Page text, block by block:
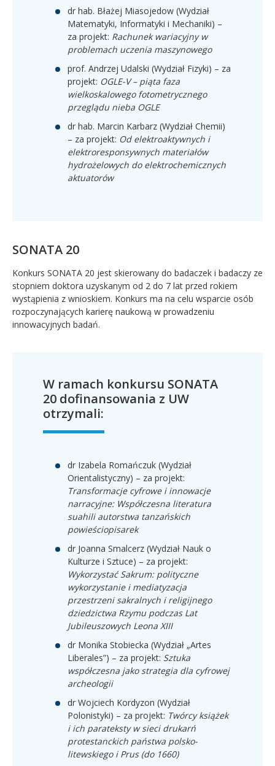
dr hab. Błażej Miasojedow (Wydział
Matematyki, Informatyki i Mechaniki) –
za projekt: Rachunek wariacyjny w
problemach uczenia maszynowego
prof. Andrzej Udalski (Wydział Fizyki) – za
projekt: OGLE-V – piąta faza
wielkoskalowego fotometrycznego
przeglądu nieba OGLE
dr hab. Marcin Karbarz (Wydział Chemii)
– za projekt: Od elektroaktywnych i
elektroresponsywnych materiałów
hydrożelowych do elektrochemicznych
aktuatorów
SONATA 20
Konkurs SONATA 20 jest skierowany do badaczek i badaczy ze
stopniem doktora uzyskanym od 2 do 7 lat przed rokiem
wystąpienia z wnioskiem. Konkurs ma na celu wsparcie osób
rozpoczynających karierę naukową w prowadzeniu
innowacyjnych badań.
W ramach konkursu SONATA
20 dofinansowania z UW
otrzymali:
dr Izabela Romańczuk (Wydział
Orientalistyczny) – za projekt:
Transformacje cyfrowe i innowacje
narracyjne: Współczesna literatura
suahili autorstwa tanzańskich
powieściopisarek
dr Joanna Smalcerz (Wydział Nauk o
Kulturze i Sztuce) – za projekt:
Wykorzystać Sakrum: polityczne
wykorzystanie i mediatyzacja
przestrzeni sakralnych i religijnego
dziedzictwa Rzymu podczas Lat
Jubileuszowych Leona XIII
dr Monika Stobiecka (Wydział „Artes
Liberales”) – za projekt: Sztuka
współczesna jako strategia dla cyfrowej
archeologii
dr Wojciech Kordyzon (Wydział
Polonistyki) – za projekt: Twórcy książek
i ich parateksty w sieci drukarń
protestanckich państwa polsko-
litewskiego i Prus (do 1660)